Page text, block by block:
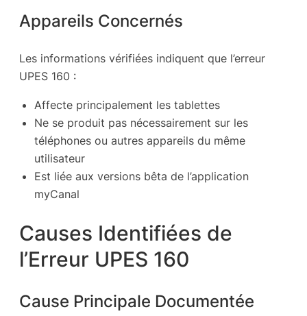
Appareils Concernés
Les informations vérifiées indiquent que l’erreur
UPES 160 :
Affecte principalement les tablettes
Ne se produit pas nécessairement sur les
téléphones ou autres appareils du même
utilisateur
Est liée aux versions bêta de l’application
myCanal
Causes Identifiées de
l’Erreur UPES 160
Cause Principale Documentée